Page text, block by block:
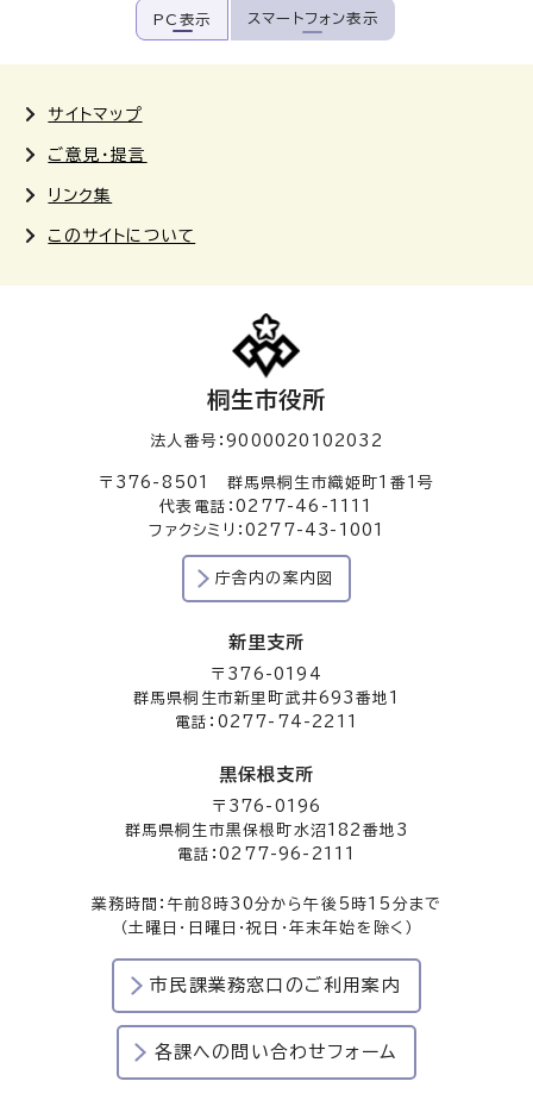
PC表示 スマートフォン表示
サイトマップ
ご意見・提言
リンク集
このサイトについて
桐生市役所
法人番号：9000020102032
〒376-8501 群馬県桐生市織姫町1番1号
代表電話：0277-46-1111
ファクシミリ：0277-43-1001
庁舎内の案内図
新里支所
〒376-0194
群馬県桐生市新里町武井693番地1
電話：0277-74-2211
黒保根支所
〒376-0196
群馬県桐生市黒保根町水沼182番地3
電話：0277-96-2111
業務時間：午前8時30分から午後5時15分まで
（土曜日・日曜日・祝日・年末年始を除く）
市民課業務窓口のご利用案内
各課への問い合わせフォーム